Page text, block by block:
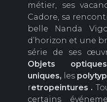
métier, ses
Cadore, sa
belle Nanda
d’horizon et une
série de ses
Objets optiques-
uniques, les
retropeintures .
certains